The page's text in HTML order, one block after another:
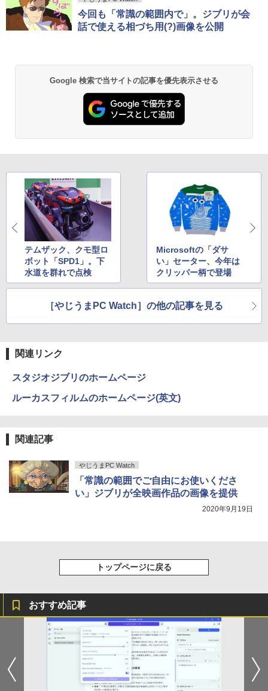
s11 初期設定済 Webカメラ zoom 日本語
キーボード 14.1型 Intel Celeron メモリ
8GB SSD1TB(最大) 大容量バッテリービ
1TB メモリ 選択可 8GB 16GB 32GB デ
スクトップPC 安い 本体のみ 高スペック
薄型 激安 省スペース 大容量 高性能
￥770
エース)
￥832
￥572
スーパーの裏でヤニ吸うふたり 9巻 (デジタル
版ビッグガンガンコミックス)
￥810
クスDIGITAL)
今回も「常識の範囲内で」。ジブリが会
話で使える相づち用(?)画像を公開
Google 検索で当サイトの記事を優先表示させる
テムザック、クモ型ロ
ボット「SPD1」。下
水道を群れで点検
Microsoftの「ダサ
い」セーター、今年は
クリッパー柄で登場
［やじうまPC Watch］の他の記事を見る
関連リンク
スタジオジブリのホームページ
ルーカスフィルムのホームページ(英文)
関連記事
やじうまPC Watch
「常識の範囲でご自由にお使いくださ
い」ジブリが全映画作品の画像を提供
2020年9月19日
トップページに戻る
おすすめ記事